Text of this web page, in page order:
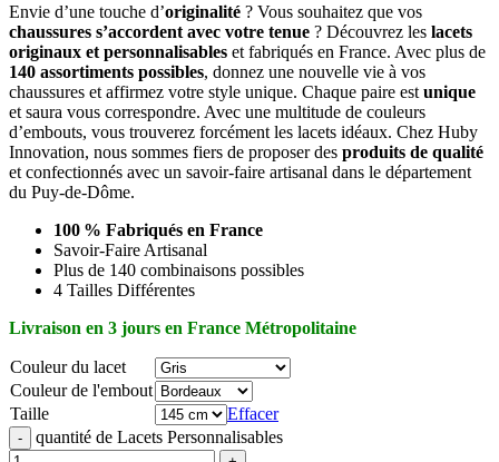
Envie d’une touche d’originalité ? Vous souhaitez que vos
chaussures s’accordent avec votre tenue ? Découvrez les lacets
originaux et personnalisables et fabriqués en France. Avec plus de
140 assortiments possibles, donnez une nouvelle vie à vos
chaussures et affirmez votre style unique. Chaque paire est unique
et saura vous correspondre. Avec une multitude de couleurs
d’embouts, vous trouverez forcément les lacets idéaux. Chez Huby
Innovation, nous sommes fiers de proposer des produits de qualité
et confectionnés avec un savoir-faire artisanal dans le département
du Puy-de-Dôme.
100 % Fabriqués en France
Savoir-Faire Artisanal
Plus de 140 combinaisons possibles
4 Tailles Différentes
Livraison en 3 jours en France Métropolitaine
Couleur du lacet
Couleur de l'embout
Taille
Effacer
quantité de Lacets Personnalisables